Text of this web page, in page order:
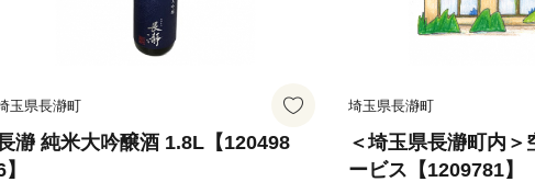
玉県長瀞町
瀞 純米大吟醸酒 1.8L【120498
埼玉県長瀞町
＜埼玉県長瀞町内＞
ービス【1209781】